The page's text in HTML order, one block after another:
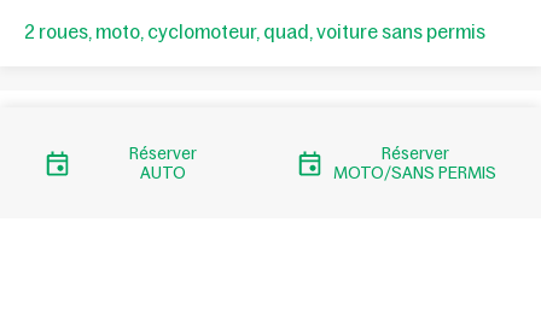
2 roues, moto, cyclomoteur, quad, voiture sans permis
Réserver
AUTO
Réserver
MOTO/SANS PERMIS